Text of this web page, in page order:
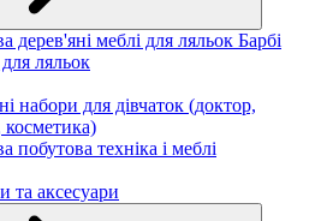
дерев'яні меблі для ляльок Барбі
ляльок
набори для дівчаток (доктор,
косметика)
побутова техніка і меблі
та аксесуари